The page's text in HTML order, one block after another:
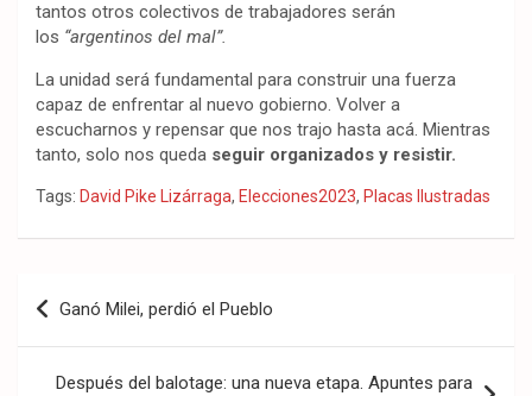
tantos otros colectivos de trabajadores serán
los “argentinos del mal”.
La unidad será fundamental para construir una fuerza
capaz de enfrentar al nuevo gobierno. Volver a
escucharnos y repensar que nos trajo hasta acá. Mientras
tanto, solo nos queda seguir organizados y resistir.
Tags: David Pike Lizárraga, Elecciones2023, Placas Ilustradas
Navegación
de
entradas
Ganó Milei, perdió el Pueblo
Después del balotage: una nueva etapa. Apuntes para